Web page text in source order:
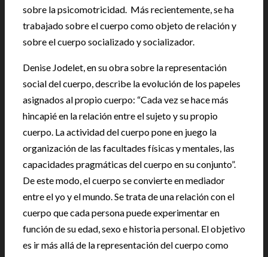
sobre la psicomotricidad. Más recientemente, se ha
trabajado sobre el cuerpo como objeto de relación y
sobre el cuerpo socializado y socializador.
Denise Jodelet, en su obra sobre la representación
social del cuerpo, describe la evolución de los papeles
asignados al propio cuerpo: “Cada vez se hace más
hincapié en la relación entre el sujeto y su propio
cuerpo. La actividad del cuerpo pone en juego la
organización de las facultades físicas y mentales, las
capacidades pragmáticas del cuerpo en su conjunto”.
De este modo, el cuerpo se convierte en mediador
entre el yo y el mundo. Se trata de una relación con el
cuerpo que cada persona puede experimentar en
función de su edad, sexo e historia personal. El objetivo
es ir más allá de la representación del cuerpo como